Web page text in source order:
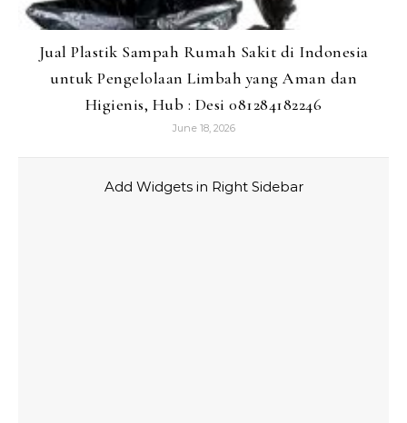
Jual Plastik Sampah Rumah Sakit di Indonesia
untuk Pengelolaan Limbah yang Aman dan
Higienis, Hub : Desi 081284182246
June 18, 2026
Add Widgets in Right Sidebar